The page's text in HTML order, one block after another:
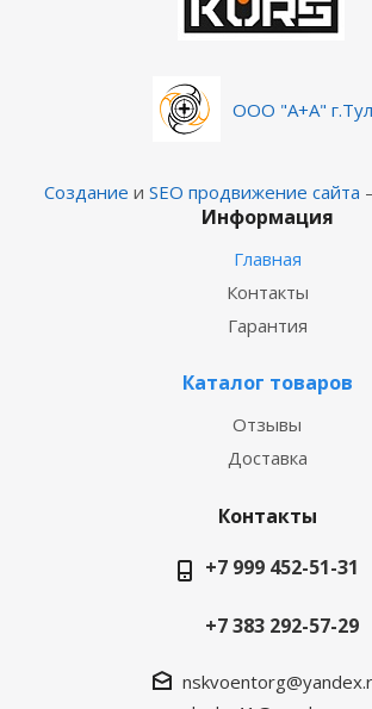
ООО "А+А"
Создание и SEO продвижение сайта
Информация
Главная
Контакты
Гарантия
Каталог товаров
Отзывы
Доставка
Контакты
+7 999 452-51-31
+7 383 292-57-29